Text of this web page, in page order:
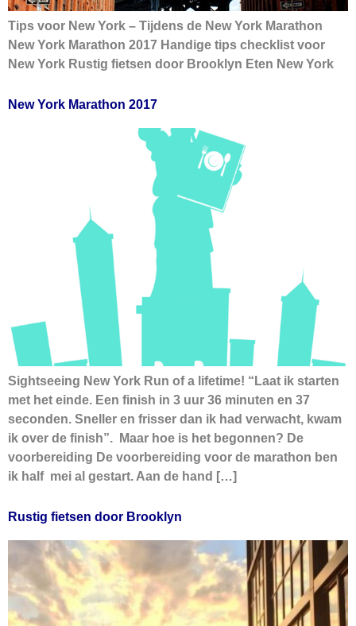
Tips voor New York – Tijdens de New York Marathon
New York Marathon 2017 Handige tips checklist voor
New York Rustig fietsen door Brooklyn Eten New York
New York Marathon 2017
Sightseeing New York Run of a lifetime! “Laat ik starten
met het einde. Een finish in 3 uur 36 minuten en 37
seconden. Sneller en frisser dan ik had verwacht, kwam
ik over de finish”. Maar hoe is het begonnen? De
voorbereiding De voorbereiding voor de marathon ben
ik half mei al gestart. Aan de hand […]
Rustig fietsen door Brooklyn